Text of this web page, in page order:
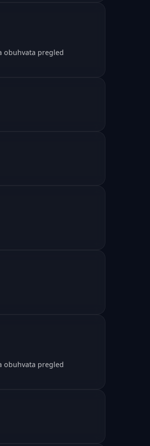
obuhvata pregled
obuhvata pregled